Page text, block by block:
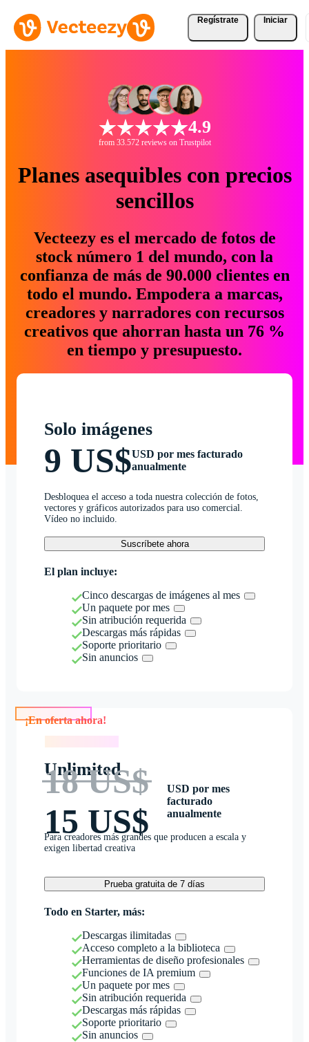
Regístrate Iniciar
4.9
from 33.572 reviews on Trustpilot
Planes asequibles con precios
sencillos
Vecteezy es el mercado de fotos de
stock número 1 del mundo, con la
confianza de más de 90.000 clientes en
todo el mundo. Empodera a marcas,
creadores y narradores con recursos
creativos que ahorran hasta un 76 %
en tiempo y presupuesto.
Solo imágenes
9 US$USD por mes facturado
anualmente
Desbloquea el acceso a toda nuestra colección de fotos,
vectores y gráficos autorizados para uso comercial.
Vídeo no incluido.
Suscríbete ahora
El plan incluye:
Cinco descargas de imágenes al mes
Un paquete por mes
Sin atribución requerida
Descargas más rápidas
Soporte prioritario
Sin anuncios
Unlimited
18 US$
15 US$
USD por mes
facturado
anualmente
Para creadores más grandes que producen a escala y
exigen libertad creativa
Prueba gratuita de 7 días
Todo en Starter, más:
Descargas ilimitadas
Acceso completo a la biblioteca
Herramientas de diseño profesionales
Funciones de IA premium
Un paquete por mes
Sin atribución requerida
Descargas más rápidas
Soporte prioritario
Sin anuncios